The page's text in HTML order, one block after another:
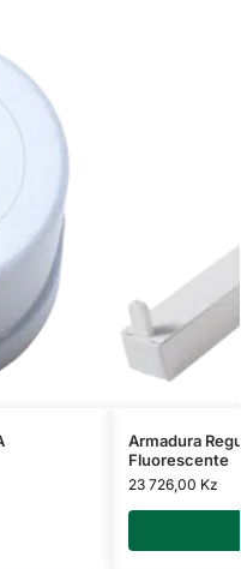
Armadura
Fluorescente
23 726,00 Kz